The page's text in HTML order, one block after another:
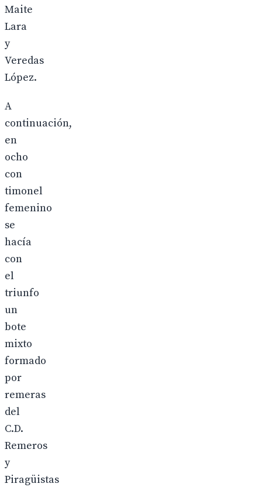
Maite
Lara
y
Veredas
López.
A
continuación,
en
ocho
con
timonel
femenino
se
hacía
con
el
triunfo
un
bote
mixto
formado
por
remeras
del
C.D.
Remeros
y
Piragüistas